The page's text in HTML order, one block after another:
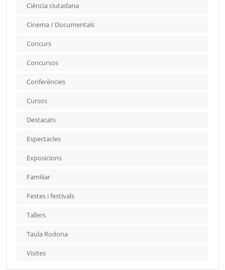
Ciència ciutadana
Cinema / Documentals
Concurs
Concursos
Conferències
Cursos
Destacats
Espectacles
Exposicions
Familiar
Festes i festivals
Tallers
Taula Rodona
Visites